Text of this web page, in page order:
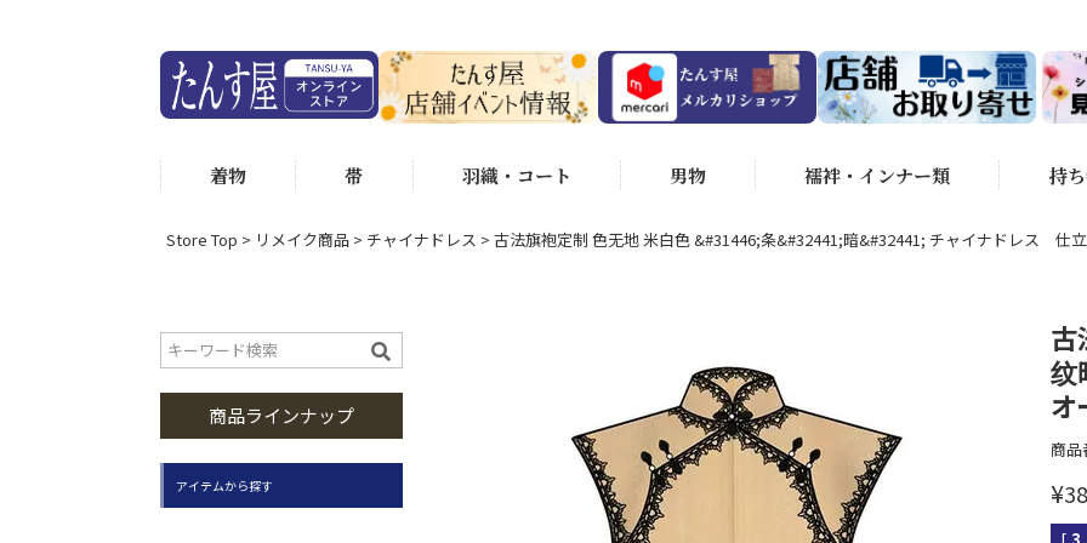
着物 帯 羽織・コート 男物 襦袢・インナー類 持
Store Top リメイク商品 チャイナドレス 古法旗袍定制 色无地 米白色 &#31446;条&#32441;暗&#32441; チャイナドレス 仕
商品ラインナップ
アイテムから探す
古
纹
オ
商品
¥